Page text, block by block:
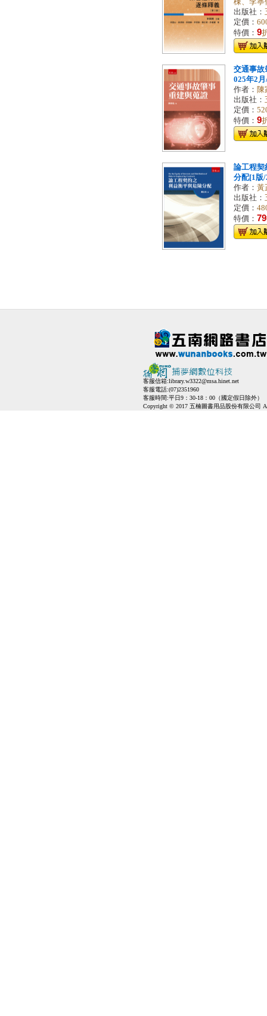
棟、李寧
出版社：
定價：
特價： 9
交通事故
025年2
作者： 陳
出版社：
定價：
特價： 9
論工程契
分配[1版/
作者： 黃
出版社：
定價：
特價： 79
客服信箱:library.w3322@msa.hinet.net
客服電話:(07)2351960
客服時間:平日9：30-18：00（國定假日除外）
Copyright © 2017 五楠圖書用品股份有限公司